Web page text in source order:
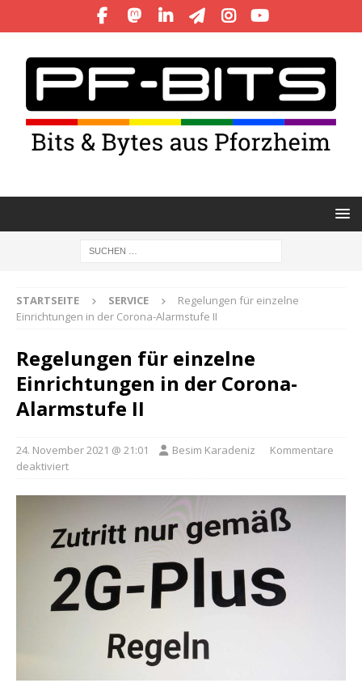
STARTSEITE SERVICE
Regelungen für einzelne
Einrichtungen in der Corona-Alarmstufe II
Regelungen für einzelne
Einrichtungen in der Corona-
Alarmstufe II
24. November 2021 @ 21:01 Besim Karadeniz
Kommentare
deaktiviert